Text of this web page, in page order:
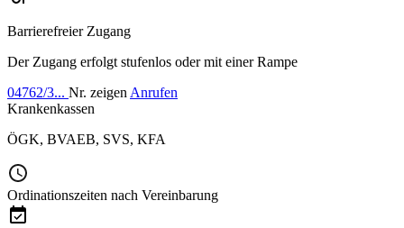
Barrierefreier Zugang
Der Zugang erfolgt stufenlos oder mit einer Rampe
04762/3... Nr. zeigen Anrufen
Krankenkassen
ÖGK, BVAEB, SVS, KFA
Ordinationszeiten nach Vereinbarung